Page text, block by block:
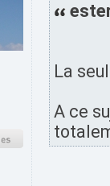
La
A ce